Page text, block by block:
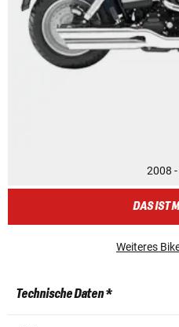
2008
DAS IST
Weiteres
Technische Daten *